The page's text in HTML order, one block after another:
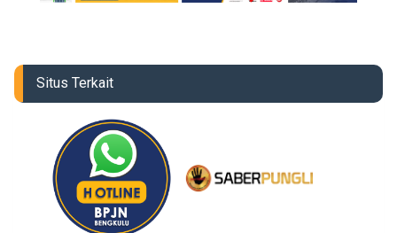
Situs Terkait